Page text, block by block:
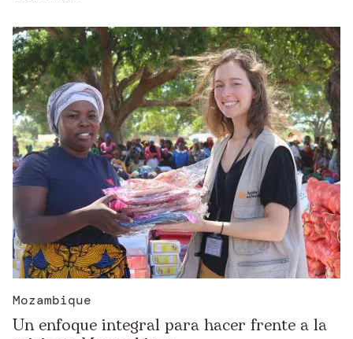
Mozambique
Un enfoque integral para hacer frente a la